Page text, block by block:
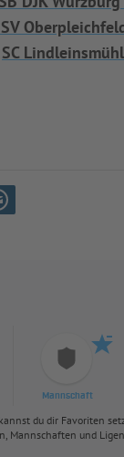
SC
Mannschaft
du dir Favoriten
Mannschaften und